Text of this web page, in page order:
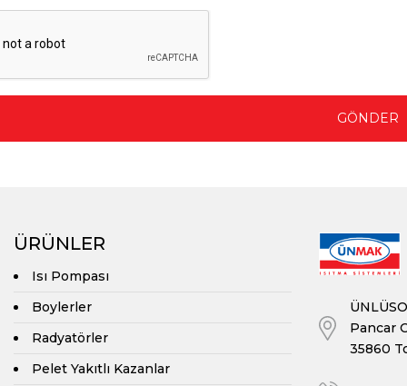
ÜRÜNLER
Isı Pompası
Boylerler
Radyatörler
Pelet Yakıtlı Kazanlar
Pancar
35860